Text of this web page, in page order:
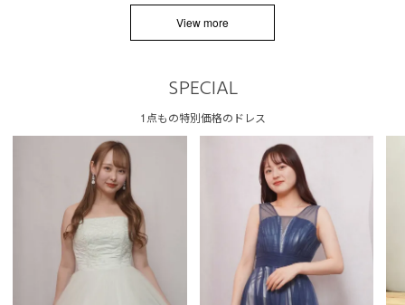
View more
SPECIAL
1点もの特別価格のドレス